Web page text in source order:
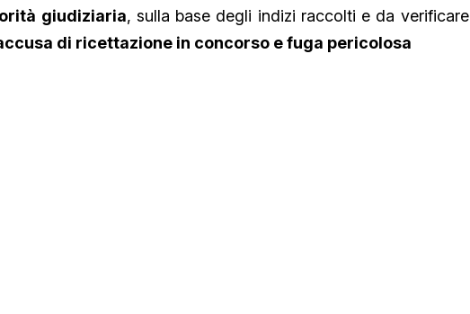
giudiziaria, sulla base degli indizi raccolti e da verificare
di ricettazione in concorso e fuga pericolosa